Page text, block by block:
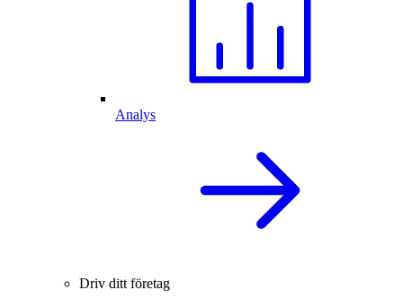
Analys
Driv ditt företag